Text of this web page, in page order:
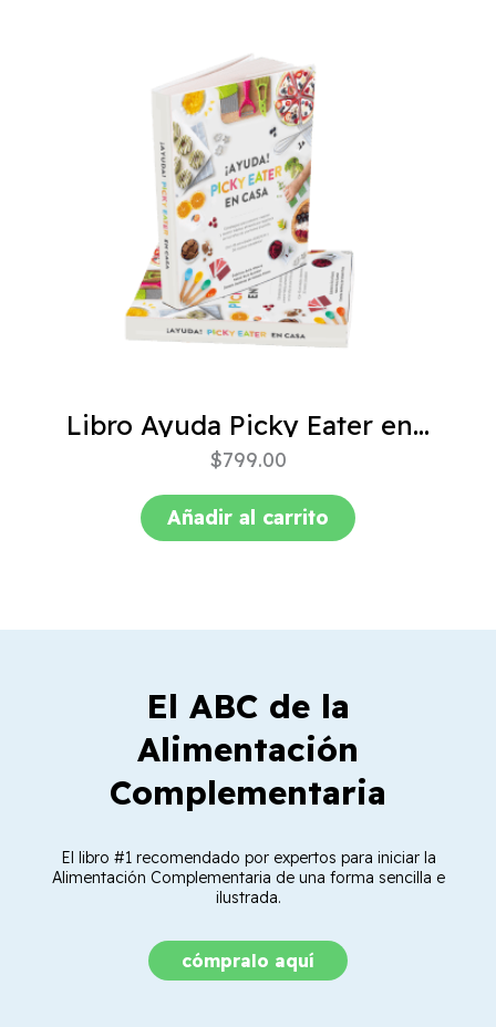
Libro Ayuda Picky Eater en casa
$799.00
Añadir al carrito
El ABC de la
Alimentación
Complementaria
El libro #1 recomendado por expertos para iniciar la
Alimentación Complementaria de una forma sencilla e
ilustrada.
cómpralo aquí